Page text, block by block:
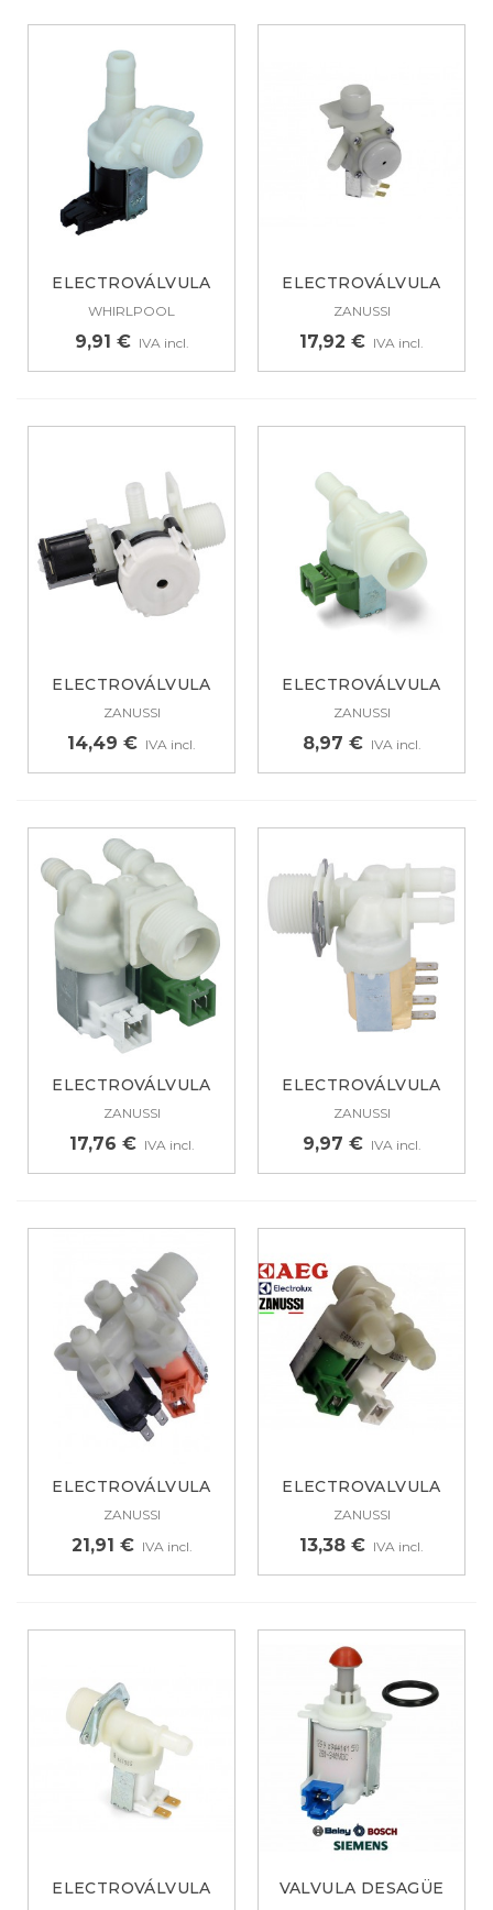
ELECTROVÁLVULA
PARA LAVADORA 1...
WHIRLPOOL
9,91 € IVA incl.
ELECTROVÁLVULA
PARA LAVADORA...
ZANUSSI
17,92 € IVA incl.
ELECTROVÁLVULA
PARA LAVAVAJILLAS...
ZANUSSI
14,49 € IVA incl.
ELECTROVÁLVULA
PARA LAVADORA...
ZANUSSI
8,97 € IVA incl.
ELECTROVÁLVULA
PARA LAVADORA...
ZANUSSI
17,76 € IVA incl.
ELECTROVÁLVULA
PARA LAVADORA...
ZANUSSI
9,97 € IVA incl.
ELECTROVÁLVULA
LAVADORA 3 VÍAS...
ZANUSSI
21,91 € IVA incl.
ELECTROVALVULA
PARA LAVADORA...
ZANUSSI
13,38 € IVA incl.
ELECTROVÁLVULA
VALVULA DESAGÜE